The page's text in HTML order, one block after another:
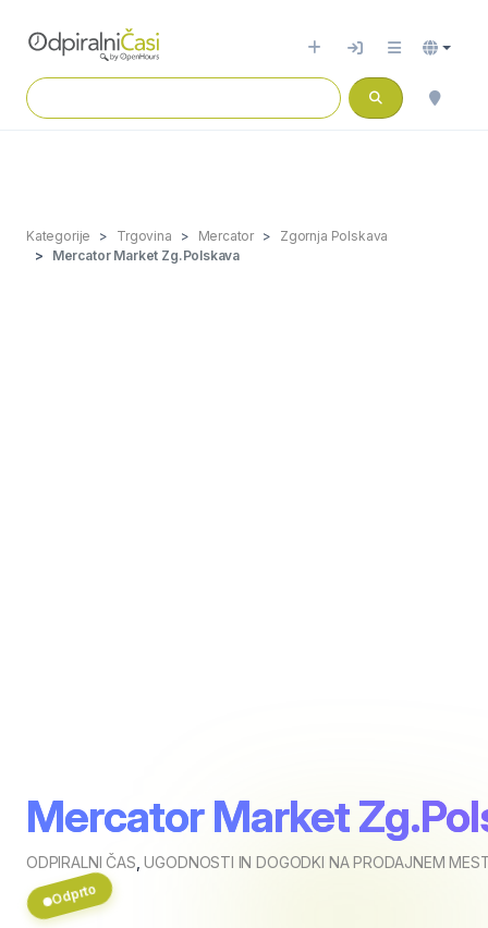
Kategorije Trgovina Mercator
Zgornja Polskava
Mercator Market Zg.Polskava
Mercator Market
ODPIRALNI ČAS ,UGODNOSTI IN DOGODKI NA PRODAJNEM
Odprto